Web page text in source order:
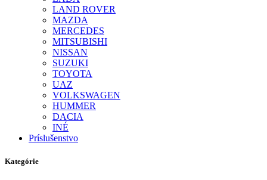
LAND ROVER
MAZDA
MERCEDES
MITSUBISHI
NISSAN
SUZUKI
TOYOTA
UAZ
VOLKSWAGEN
HUMMER
DACIA
INÉ
Príslušenstvo
Kategórie